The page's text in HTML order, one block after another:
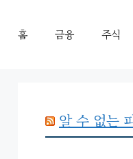
홈 금융 주식
알 수 없는